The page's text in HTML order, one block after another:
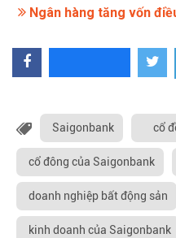
Ngân hàng tăng vốn
Saigonbank cổ
cổ đông của Saigonbank
doanh nghiệp bất động sản
kinh doanh của Saigonbank